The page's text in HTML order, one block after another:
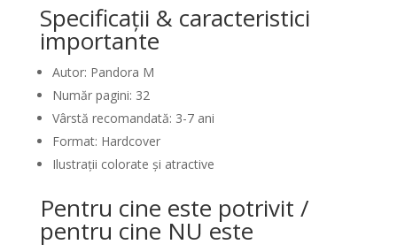
Specificații & caracteristici
importante
Autor: Pandora M
Număr pagini: 32
Vârstă recomandată: 3-7 ani
Format: Hardcover
Ilustrații colorate și atractive
Pentru cine este potrivit /
pentru cine NU este